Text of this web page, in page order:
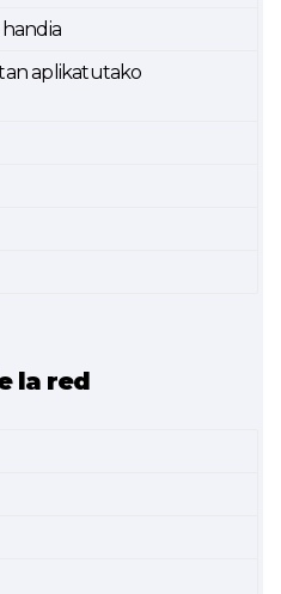
aplikatutako
la red